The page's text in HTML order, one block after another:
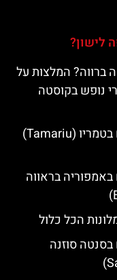
לישון?
ברווה? המלצות על
נופש בקוסטה
מלונות מומלצים בטמריו (Tamariu)
באמפוריה בראווה
הכל כלול
בסנטה סוזנה